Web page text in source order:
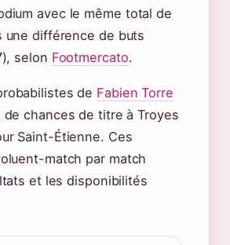
avec le même total de
une différence de buts
selon Footmercato.
de Fabien Torre
de chances de titre à Troyes
Saint-Étienne. Ces
match par match
et les disponibilités